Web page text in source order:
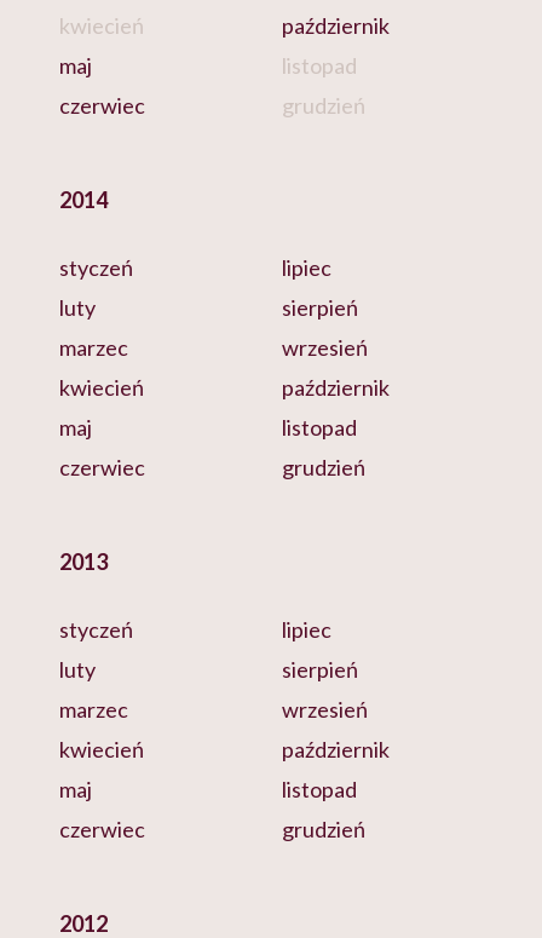
kwiecień
maj
czerwiec
październik
listopad
grudzień
2014
styczeń
luty
marzec
kwiecień
maj
czerwiec
lipiec
sierpień
wrzesień
październik
listopad
grudzień
2013
styczeń
luty
marzec
kwiecień
maj
czerwiec
lipiec
sierpień
wrzesień
październik
listopad
grudzień
2012